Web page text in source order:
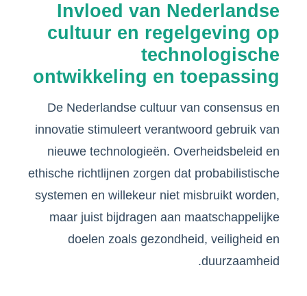
Invloed van Nederlandse
cultuur en regelgeving op
technologische
ontwikkeling en toepassing
De Nederlandse cultuur van consensus en
innovatie stimuleert verantwoord gebruik van
nieuwe technologieën. Overheidsbeleid en
ethische richtlijnen zorgen dat probabilistische
systemen en willekeur niet misbruikt worden,
maar juist bijdragen aan maatschappelijke
doelen zoals gezondheid, veiligheid en
duurzaamheid.